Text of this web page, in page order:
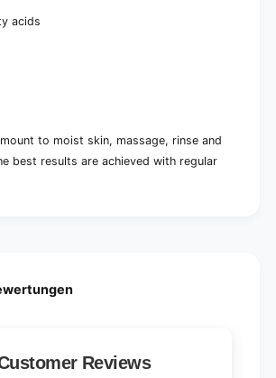
acids
to moist skin, massage, rinse and
best results are achieved with regular
Reviews